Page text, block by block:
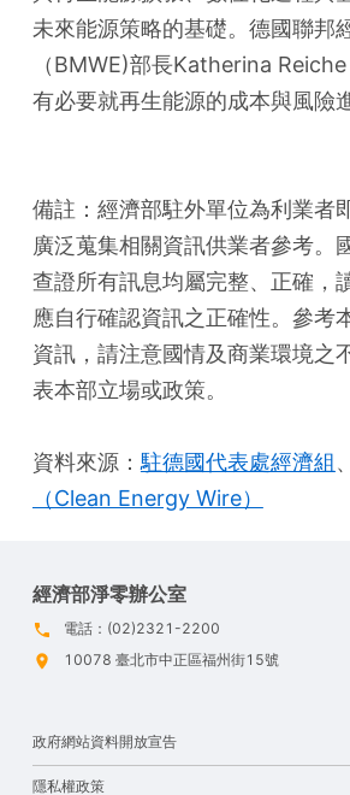
未來能源策略的基礎。德國聯邦
（BMWE)部長Katherina Reiche
有必要就再生能源的成本與風險
備註：經濟部駐外單位為利業者
廣泛蒐集相關資訊供業者參考。
查證所有訊息均屬完整、正確，
應自行確認資訊之正確性。參考
資訊，請注意國情及商業環境之
表本部立場或政策。
資料來源：駐德國代表處經濟組、
（Clean Energy Wire）
經濟部淨零辦公室
電話：(02)2321-2200
10078 臺北市中正區福州街15號
政府網站資料開放宣告
隱私權政策